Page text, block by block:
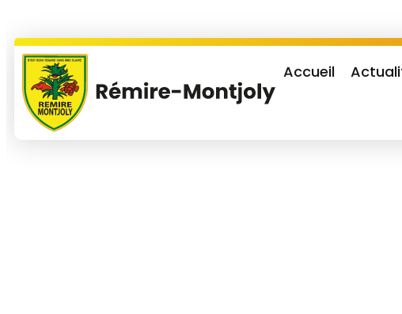
Accueil